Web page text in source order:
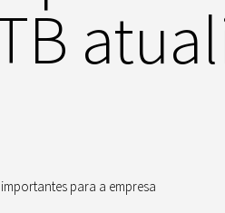
para a empresa